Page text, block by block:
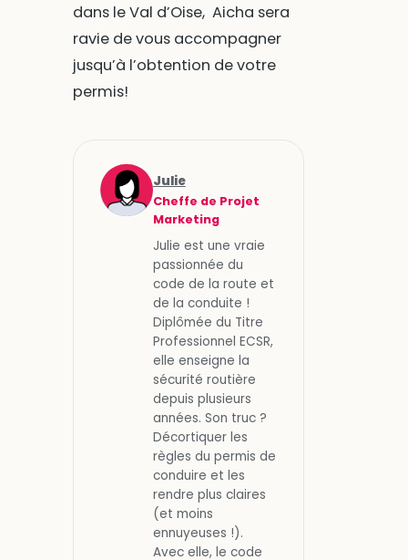
dans le Val d’Oise, Aicha sera
ravie de vous accompagner
jusqu’à l’obtention de votre
permis!
Julie
Cheffe de Projet
Marketing
Julie est une vraie
passionnée du
code de la route et
de la conduite !
Diplômée du Titre
Professionnel ECSR,
elle enseigne la
sécurité routière
depuis plusieurs
années. Son truc ?
Décortiquer les
règles du permis de
conduire et les
rendre plus claires
(et moins
ennuyeuses !).
Avec elle, le code